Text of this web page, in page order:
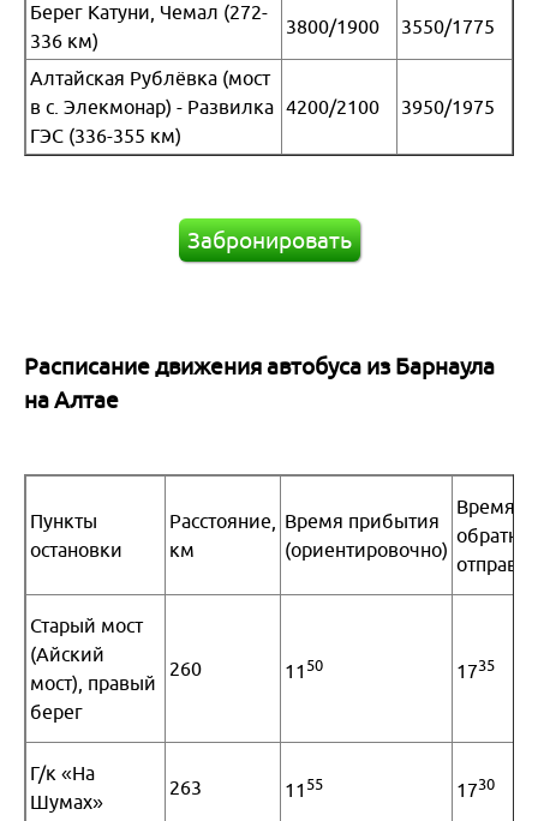
Берег Катуни, Чемал (272-
336 км)
3800/1900 3550/1775
Алтайская Рублёвка (мост
в с. Элекмонар) - Развилка
ГЭС (336-355 км)
4200/2100 3950/1975
Забронировать
Расписание движения автобуса из Барнаула
на Алтае
Пункты
остановки
Расстояние,
км
Время прибытия
(ориентировочно)
Время
Старый мост
(Айский
мост), правый
берег
260 11 50 1735
Г/к «На
Шумах»
263 11 55 1730